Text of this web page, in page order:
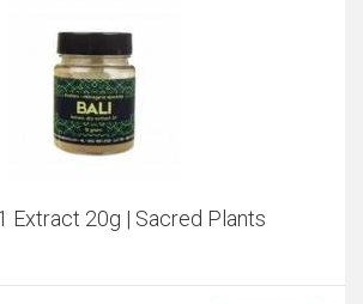
Extract 20g | Sacred Plants